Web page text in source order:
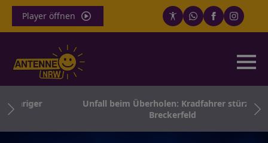
Player öffnen
Unfall beim Überholen: Kradfahrer stürzt in
Breckerfeld